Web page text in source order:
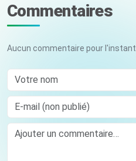
Commentaires
Aucun commentaire pour
Votre nom
E-mail (non publié)
Comment